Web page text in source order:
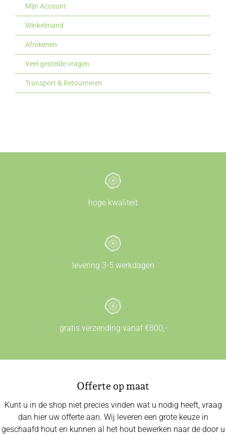
Mijn Account
Winkelmand
Afrekenen
Veel gestelde vragen
Transport & Retourneren
hoge kwaliteit
levering 3-5 werkdagen
gratis verzending vanaf €800,-
Offerte op maat
Kunt u in de shop niet precies vinden wat u nodig heeft, vraag
dan hier uw offerte aan. Wij leveren een grote keuze in
geschaafd hout en kunnen al het hout bewerken naar de door u